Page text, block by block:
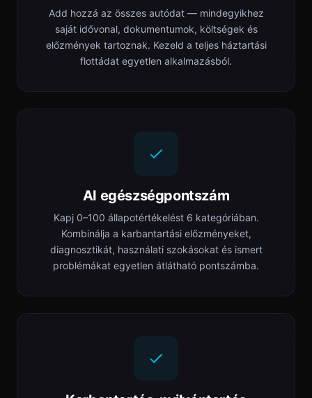
Add hozzá az összes autódat — mindegyikhez
saját idővonal, dokumentumok, költségek és
előzmények tartoznak. Kezeld a teljes háztartási
flottádat egyetlen alkalmazásból.
AI egészségpontszám
Kapj 0–100 állapotértékelést 6 kategóriában.
Kombinálja a karbantartási előzményeket,
diagnosztikát, használati szokásokat és ismert
problémákat egyetlen átlátható pontszámba.